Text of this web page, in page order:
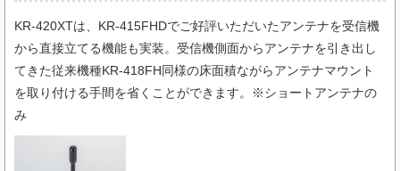
KR-420XTは、KR-415FHDでご好評いただいたアンテナを受信機
から直接立てる機能も実装。受信機側面からアンテナを引き出し
てきた従来機種KR-418FH同様の床面積ながらアンテナマウント
を取り付ける手間を省くことができます。※ショートアンテナの
み